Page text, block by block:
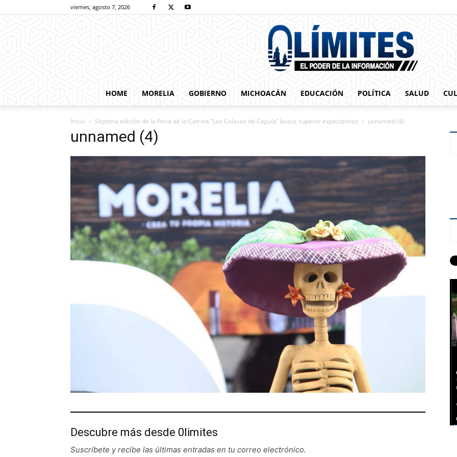
viernes, agosto 7, 2026
HOME MORELIA GOBIERNO MICHOACÁN EDUCACIÓN POLÍTICA SALUD
Inicio Séptima edición de la Feria de la Catrina “Las Calacas de Capula” busca superar expectativas unnamed (4)
unnamed (4)
Descubre más desde 0limites
Suscríbete y recibe las últimas entradas en tu correo electrónico.